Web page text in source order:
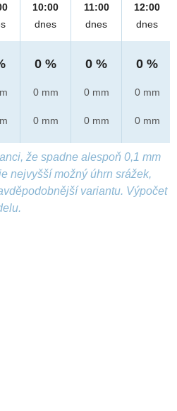
10:00
dnes
0 %
0 mm
0 mm
11:00
dnes
0 %
0 mm
0 mm
12:00
dnes
0 %
0 mm
0 mm
že spadne alespoň 0,1 mm
nejvyšší možný úhrn srážek,
variantu. Výpočet